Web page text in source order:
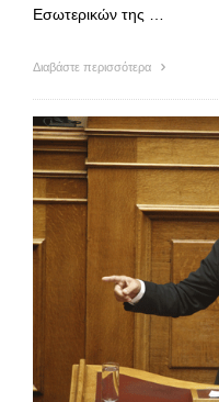
Εσωτερικών της …
Διαβάστε περισσότερα